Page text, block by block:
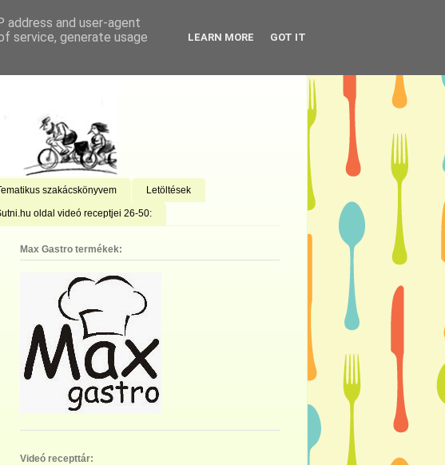
szakácskönyvem Letöltések
oldal videó receptjei 26-50:
Max Gastro termékek:
Videó recepttár:
address and user-agent
service, generate usage
LEARN MORE GOT IT